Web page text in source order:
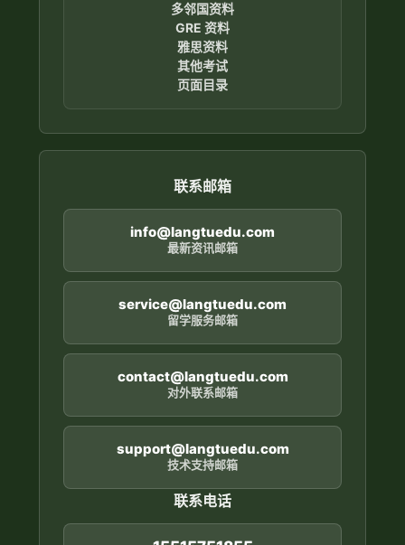
多邻国资料
GRE 资料
雅思资料
其他考试
页面目录
联系邮箱
info@langtuedu.com
最新资讯邮箱
service@langtuedu.com
留学服务邮箱
contact@langtuedu.com
对外联系邮箱
support@langtuedu.com
技术支持邮箱
联系电话